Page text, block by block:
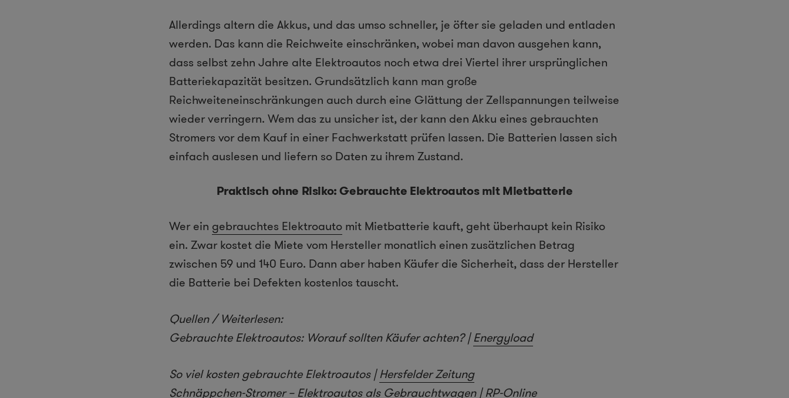
Allerdings altern die Akkus, und das umso schneller, je öfter sie geladen und entladen
werden. Das kann die Reichweite einschränken, wobei man davon ausgehen kann,
dass selbst zehn Jahre alte Elektroautos noch etwa drei Viertel ihrer ursprünglichen
Batteriekapazität besitzen. Grundsätzlich kann man große
Reichweiteneinschränkungen auch durch eine Glättung der Zellspannungen teilweise
wieder verringern. Wem das zu unsicher ist, der kann den Akku eines gebrauchten
Stromers vor dem Kauf in einer Fachwerkstatt prüfen lassen. Die Batterien lassen sich
einfach auslesen und liefern so Daten zu ihrem Zustand.
Praktisch ohne Risiko: Gebrauchte Elektroautos mit Mietbatterie
Wer ein gebrauchtes Elektroauto mit Mietbatterie kauft, geht überhaupt kein Risiko
ein. Zwar kostet die Miete vom Hersteller monatlich einen zusätzlichen Betrag
zwischen 59 und 140 Euro. Dann aber haben Käufer die Sicherheit, dass der Hersteller
die Batterie bei Defekten kostenlos tauscht.
Quellen / Weiterlesen:
Gebrauchte Elektroautos: Worauf sollten Käufer achten? |Energyload
So viel kosten gebrauchte Elektroautos |Hersfelder Zeitung
Schnäppchen-Stromer – Elektroautos als Gebrauchtwagen |RP-Online